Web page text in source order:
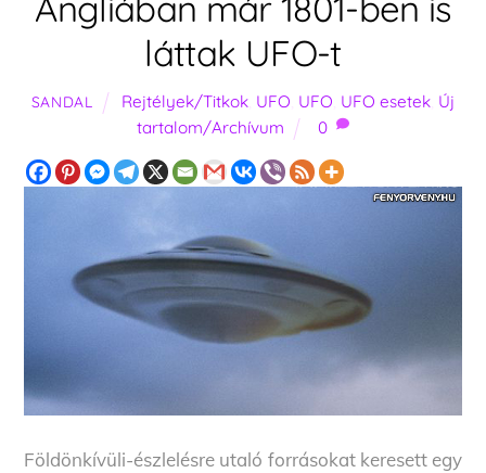
láttak UFO-t
SANDAL Rejtélyek/Titkok UFO UFO UFO esetek Új
tartalom/Archívum
0
Földönkívüli-észlelésre utaló forrásokat keresett egy